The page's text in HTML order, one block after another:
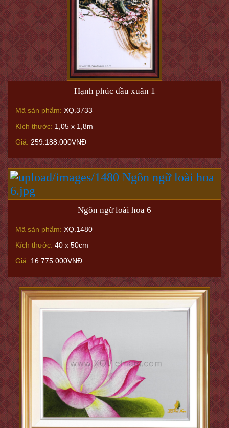
Hạnh phúc đầu xuân 1
Mã sản phẩm: XQ.3733
Kích thước: 1,05 x 1,8m
Giá: 259.188.000VNĐ
Ngôn ngữ loài hoa 6
Mã sản phẩm: XQ.1480
Kích thước: 40 x 50cm
Giá: 16.775.000VNĐ